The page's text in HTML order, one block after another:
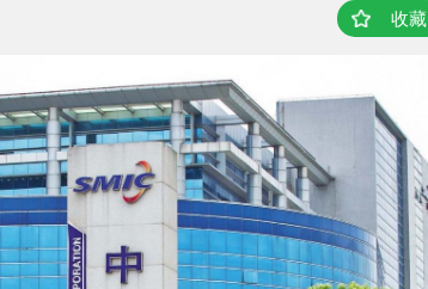
收藏